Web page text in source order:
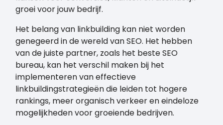
groei voor jouw bedrijf.
Het belang van linkbuilding kan niet worden
genegeerd in de wereld van SEO. Het hebben
van de juiste partner, zoals het beste SEO
bureau, kan het verschil maken bij het
implementeren van effectieve
linkbuildingstrategieën die leiden tot hogere
rankings, meer organisch verkeer en eindeloze
mogelijkheden voor groeiende bedrijven.